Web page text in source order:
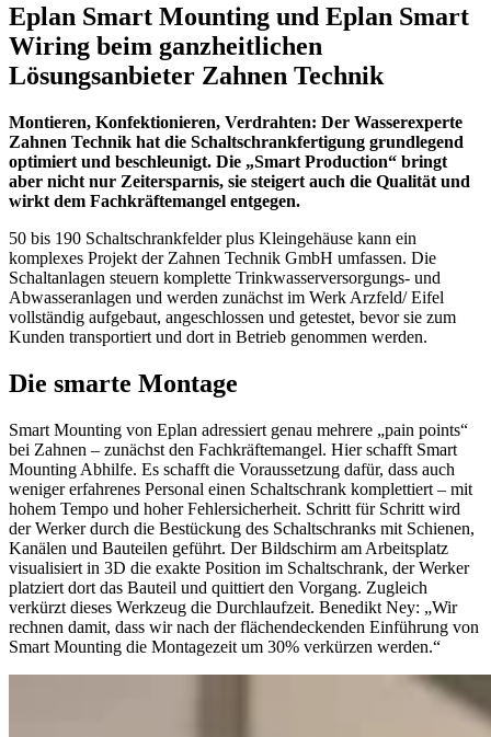
Eplan Smart Mounting und Eplan Smart
Wiring beim ganzheitlichen
Lösungsanbieter Zahnen Technik
Montieren, Konfektionieren, Verdrahten: Der Wasserexperte
Zahnen Technik hat die Schaltschrankfertigung grundlegend
optimiert und beschleunigt. Die „Smart Production“ bringt
aber nicht nur Zeitersparnis, sie steigert auch die Qualität und
wirkt dem Fachkräftemangel entgegen.
50 bis 190 Schaltschrankfelder plus Kleingehäuse kann ein
komplexes Projekt der Zahnen Technik GmbH umfassen. Die
Schaltanlagen steuern komplette Trinkwasserversorgungs- und
Abwasseranlagen und werden zunächst im Werk Arzfeld/ Eifel
vollständig aufgebaut, angeschlossen und getestet, bevor sie zum
Kunden transportiert und dort in Betrieb genommen werden.
Die smarte Montage
Smart Mounting von Eplan adressiert genau mehrere „pain points“
bei Zahnen – zunächst den Fachkräftemangel. Hier schafft Smart
Mounting Abhilfe. Es schafft die Voraussetzung dafür, dass auch
weniger erfahrenes Personal einen Schaltschrank komplettiert – mit
hohem Tempo und hoher Fehlersicherheit. Schritt für Schritt wird
der Werker durch die Bestückung des Schaltschranks mit Schienen,
Kanälen und Bauteilen geführt. Der Bildschirm am Arbeitsplatz
visualisiert in 3D die exakte Position im Schaltschrank, der Werker
platziert dort das Bauteil und quittiert den Vorgang. Zugleich
verkürzt dieses Werkzeug die Durchlaufzeit. Benedikt Ney: „Wir
rechnen damit, dass wir nach der flächendeckenden Einführung von
Smart Mounting die Montagezeit um 30% verkürzen werden.“